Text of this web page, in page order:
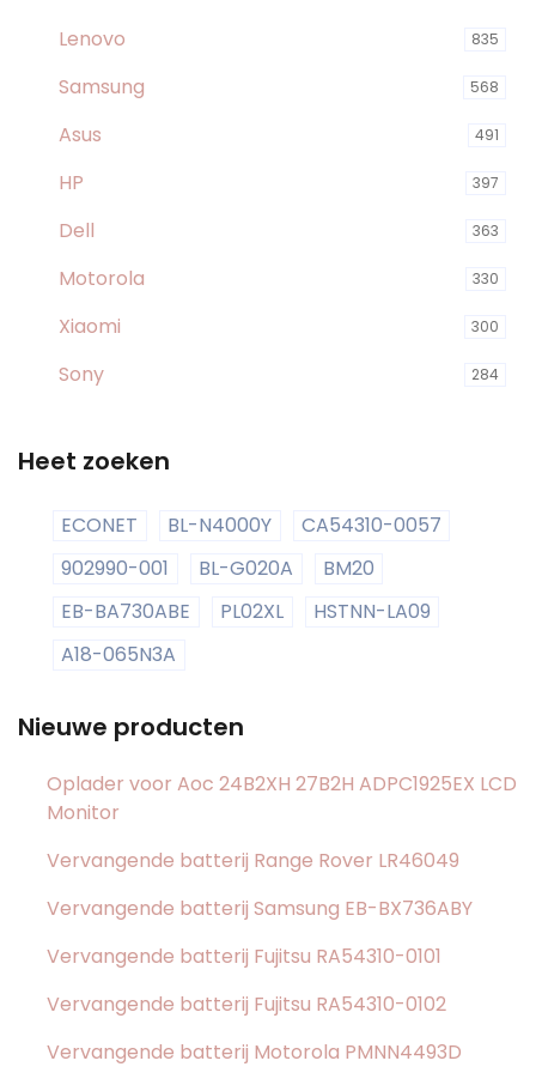
Lenovo 835
Samsung 568
Asus 491
HP 397
Dell 363
Motorola 330
Xiaomi 300
Sony 284
Heet zoeken
ECONET BL-N4000Y
CA54310-0057
902990-001
BL-G020A
BM20
EB-BA730ABE
PL02XL
HSTNN-LA09
A18-065N3A
Nieuwe producten
Oplader voor Aoc 24B2XH 27B2H ADPC1925EX LCD
Monitor
Vervangende batterij Range Rover LR46049
Vervangende batterij Samsung EB-BX736ABY
Vervangende batterij Fujitsu RA54310-0101
Vervangende batterij Fujitsu RA54310-0102
Vervangende batterij Motorola PMNN4493D